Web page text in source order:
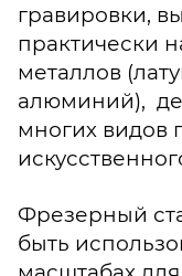
гравировки,
практически
металлов
алюминий),
многих видов
Фрезерный
быть